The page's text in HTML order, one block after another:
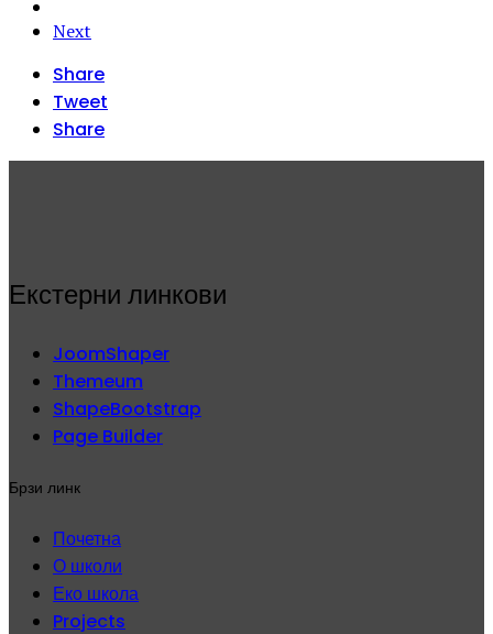
Next
Share
Tweet
Share
Екстерни линкови
JoomShaper
Themeum
ShapeBootstrap
Page Builder
Брзи линк
Почетна
О школи
Еко школа
Projects